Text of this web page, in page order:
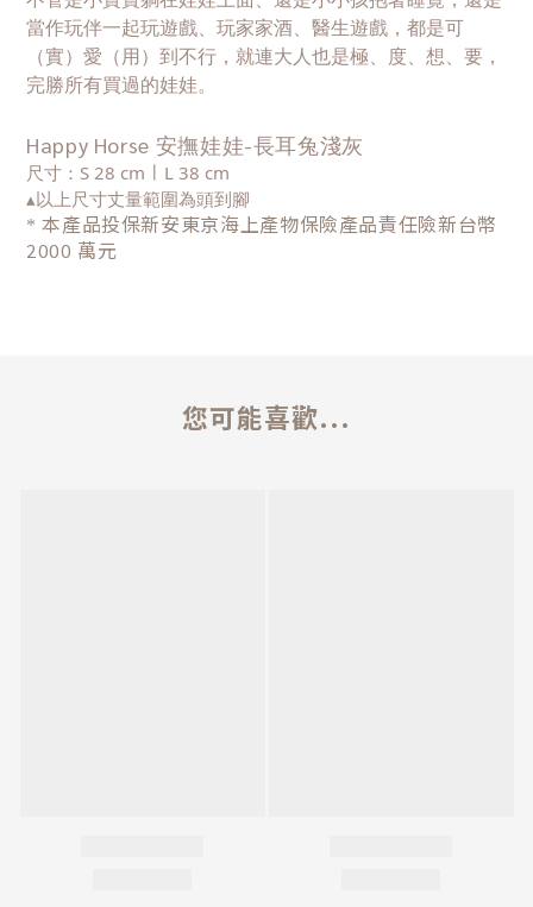
當作玩伴一起玩遊戲、玩家家酒、醫生遊戲，都是可
（實）愛（用）到不行，就連大人也是極、度、想、要，
完勝所有買過的娃娃。
Happy Horse 安撫娃娃-長耳兔淺灰
尺寸：S 28 cm ∣ L 38 cm
▴以上尺寸丈量範圍為頭到腳
*本產品投保新安東京海上產物保險產品責任險新台幣
2000 萬元
您可能喜歡...